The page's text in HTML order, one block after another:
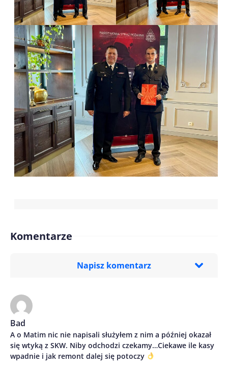
Komentarze
Napisz komentarz
Treść komentarza*
Imię/ Nick*
Bad
A o Matim nic nie napisali służyłem z nim a później okazał
się wtyką z SKW. Niby odchodzi czekamy…Ciekawe ile kasy
wpadnie i jak remont dalej się potoczy